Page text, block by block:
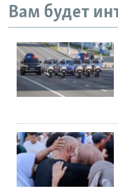
Вам будет